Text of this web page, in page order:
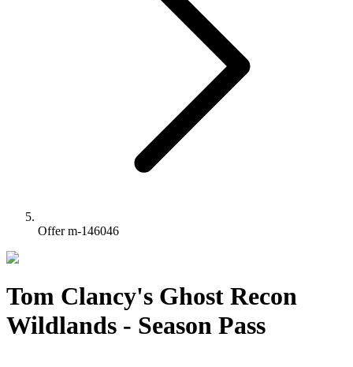
Offer m-146046
Tom Clancy's Ghost Recon
Wildlands - Season Pass